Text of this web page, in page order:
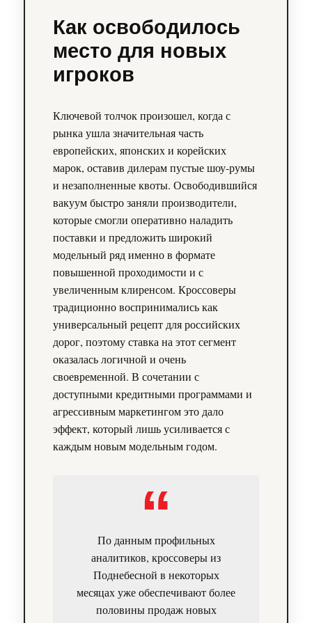
Как освободилось
место для новых
игроков
Ключевой толчок произошел, когда с
рынка ушла значительная часть
европейских, японских и корейских
марок, оставив дилерам пустые шоу-румы
и незаполненные квоты. Освободившийся
вакуум быстро заняли производители,
которые смогли оперативно наладить
поставки и предложить широкий
модельный ряд именно в формате
повышенной проходимости и с
увеличенным клиренсом. Кроссоверы
традиционно воспринимались как
универсальный рецепт для российских
дорог, поэтому ставка на этот сегмент
оказалась логичной и очень
своевременной. В сочетании с
доступными кредитными программами и
агрессивным маркетингом это дало
эффект, который лишь усиливается с
каждым новым модельным годом.
По данным профильных
аналитиков, кроссоверы из
Поднебесной в некоторых
месяцах уже обеспечивают более
половины продаж новых